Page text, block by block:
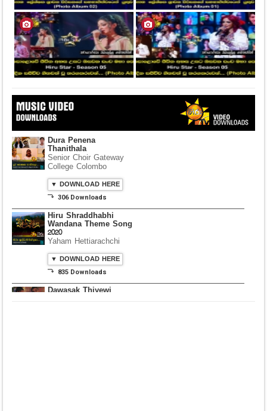
Dura Penena
Thanithala
Senior Choir Gateway
College Colombo
▼ DOWNLOAD HERE
⤵ 306 Downloads
Hiru Shraddhabhi
Wandana Theme Song
2020
Yaham Hettiarachchi
▼ DOWNLOAD HERE
⤵ 835 Downloads
Dawasak Thiyewi